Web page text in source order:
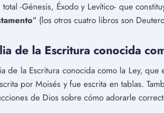
-Génesis, Éxodo y Levítico- que
" (los otros cuatro libros son
de la Escritura conocida
de la Escritura conocida como la Ley,
por Moisés y fue escrita en tablas.
de Dios sobre cómo adorarle